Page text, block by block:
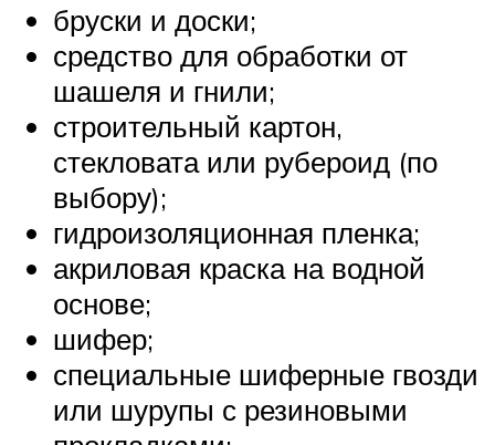
бруски и доски;
средство для обработки от
шашеля и гнили;
строительный картон,
стекловата или рубероид (по
выбору);
гидроизоляционная пленка;
акриловая краска на водной
основе;
шифер;
специальные шиферные гвозди
или шурупы с резиновыми